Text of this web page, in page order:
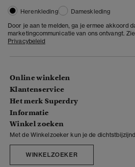
Herenkleding
Dameskleding
Door je aan te melden, ga je ermee akkoord
marketingcommunicatie van ons ontvangt.
Privacybeleid
Online winkelen
Klantenservice
Het merk Superdry
Informatie
Winkel zoeken
Met de Winkelzoeker kun je de
WINKELZOEKER